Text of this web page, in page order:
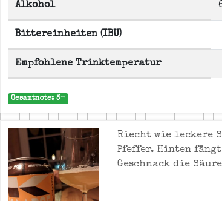
Alkohol
Bittereinheiten (IBU)
Empfohlene Trinktemperatur
Gesamtnote: 3-
Riecht wie leckere
Pfeffer. Hinten
Geschmack die